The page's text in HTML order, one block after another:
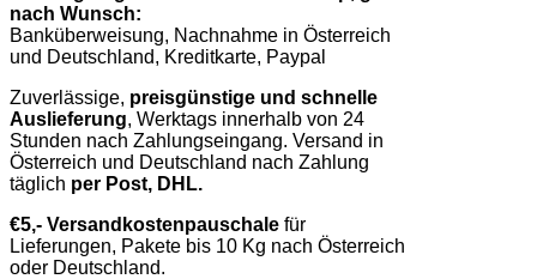
nach Wunsch:
Banküberweisung, Nachnahme in Österreich
und Deutschland, Kreditkarte, Paypal
Zuverlässige, preisgünstige und schnelle
Auslieferung, Werktags innerhalb von 24
Stunden nach Zahlungseingang. Versand in
Österreich und Deutschland nach Zahlung
täglich per Post, DHL.
€5,- Versandkostenpauschale für
Lieferungen, Pakete bis 10 Kg nach Österreich
oder Deutschland.